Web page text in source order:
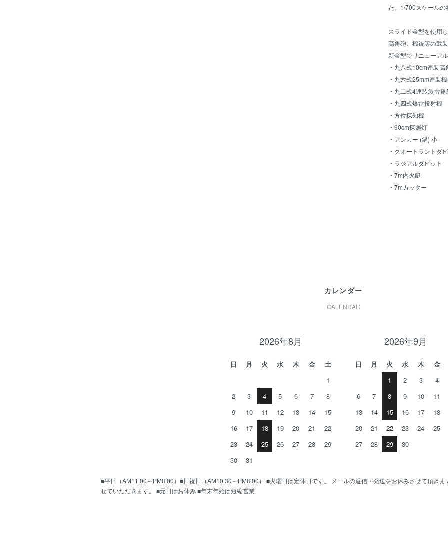
た。1/700スケールの
スライド金型を使用
高角砲、機銃等の武
新金型でリニューア
・九八式10cm連装高
・九六式25mm連装
・九二式4連装魚雷発
・九四式爆雷投射機
・方位探知機
・90cm探照灯
・アンカー (錨) 小
・クオートラントダ
・ラジアルダビット
・7m内火艇
・7mカッター
カレンダー
CALENDAR
2026年8月
日 月 火 水 木 金
土
1
2
3 4 5 6 7
8
9
10 11 12 13 14
15
16
17 18 19 20 21
22
23
24 25 26 27 28
29
30
31
2026年9月
日 月 火 水 木 金
1
2 3 4
6
7 8 9 10 11
13
14 15 16 17 18
20
21 22 23 24 25
27
28 29 30
■平日（AM11:00～PM8:00）■日祝日（AM10:30～PM8:00） ■火曜日は定休日です。 メールの返信・発送をお休みさせて頂き
せていただきます。 ■元日はお休み ■年末年始は短縮営業